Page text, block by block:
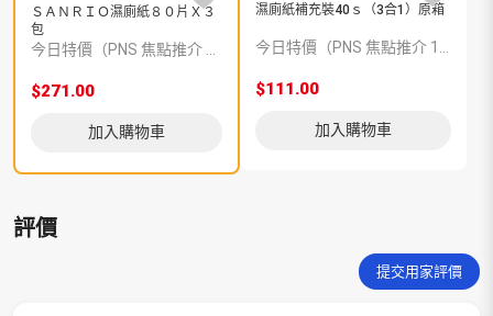
ＳＡＮＲＩＯ濕廁紙８０片Ｘ３
包
今日特價（PNS 焦點推介 119055）
$271.00
加入購物車
濕廁紙補充裝40ｓ（3合1）原箱
今日特價（PNS 焦點推介 152009）
$111.00
加入購物車
評價
提交用家評價